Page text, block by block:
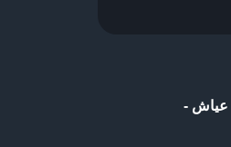
عياش -